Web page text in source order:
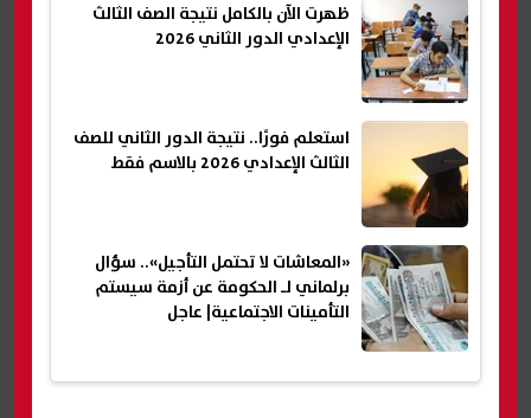
ظهرت الآن بالكامل نتيجة الصف الثالث
الإعدادي الدور الثاني 2026
استعلم فورًا.. نتيجة الدور الثاني للصف
الثالث الإعدادي 2026 بالاسم فقط
«المعاشات لا تحتمل التأجيل».. سؤال
برلماني لـ الحكومة عن أزمة سيستم
التأمينات الاجتماعية| عاجل